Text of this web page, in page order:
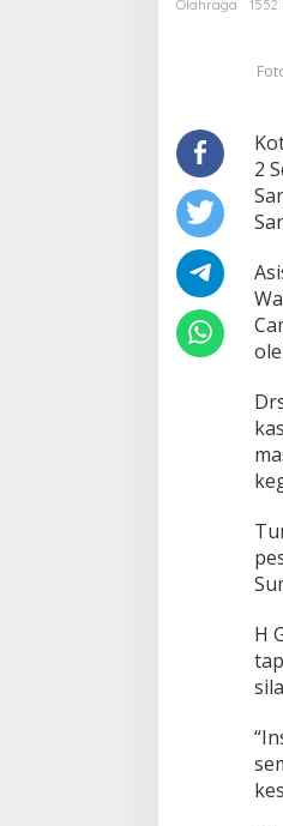
Olahraga
2
H